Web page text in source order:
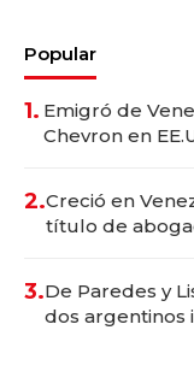
Popular
1. Emigró de
Chevron en
2.Creció en
título de
3.De Paredes y
dos argentinos